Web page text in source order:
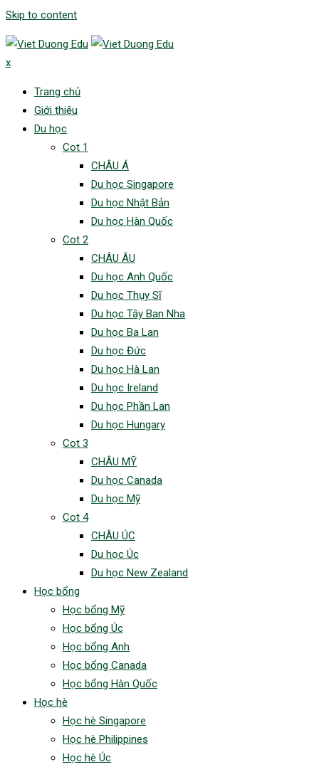
Skip to content
x
Trang chủ
Giới thiệu
Du học
Cot 1
CHÂU Á
Du học Singapore
Du học Nhật Bản
Du học Hàn Quốc
Cot 2
CHÂU ÂU
Du học Anh Quốc
Du học Thụy Sĩ
Du học Tây Ban Nha
Du học Ba Lan
Du học Đức
Du học Hà Lan
Du học Ireland
Du học Phần Lan
Du học Hungary
Cot 3
CHÂU MỸ
Du học Canada
Du học Mỹ
Cot 4
CHÂU ÚC
Du học Úc
Du học New Zealand
Học bổng
Học bổng Mỹ
Học bổng Úc
Học bổng Anh
Học bổng Canada
Học bổng Hàn Quốc
Học hè
Học hè Singapore
Học hè Philippines
Học hè Úc